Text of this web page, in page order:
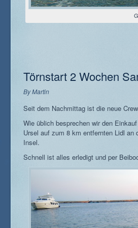
Törnstart 2 Wochen
ByMartin
Seit dem Nachmittag ist die neue
Wie üblich besprechen wir den
Ursel auf zum 8 km entfernten Lidl
Insel.
Schnell ist alles erledigt und per